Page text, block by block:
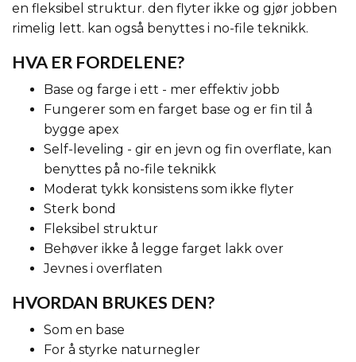
en fleksibel struktur. den flyter ikke og gjør jobben
rimelig lett. kan også benyttes i no-file teknikk.
HVA ER FORDELENE?
Base og farge i ett - mer effektiv jobb
Fungerer som en farget base og er fin til å
bygge apex
Self-leveling - gir en jevn og fin overflate, kan
benyttes på no-file teknikk
Moderat tykk konsistens som ikke flyter
Sterk bond
Fleksibel struktur
Behøver ikke å legge farget lakk over
Jevnes i overflaten
HVORDAN BRUKES DEN?
Som en base
For å styrke naturnegler